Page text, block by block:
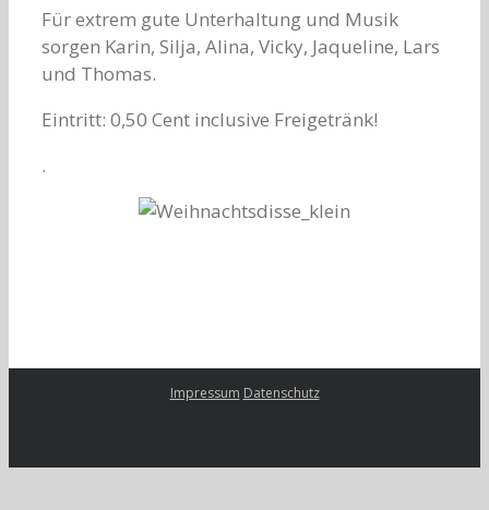
Für extrem gute Unterhaltung und Musik
sorgen Karin, Silja, Alina, Vicky, Jaqueline, Lars
und Thomas.
Eintritt: 0,50 Cent inclusive Freigetränk!
.
Impressum Datenschutz